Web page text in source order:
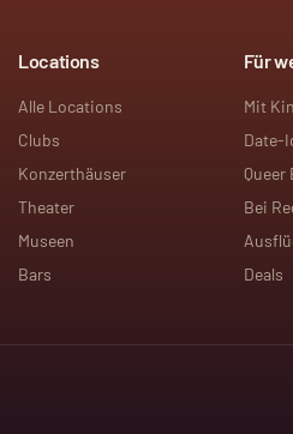
Locations
Alle Locations
Clubs
Konzerthäuser
Theater
Museen
Bars
Für
Mit
Date-
Queer
Bei
Deals